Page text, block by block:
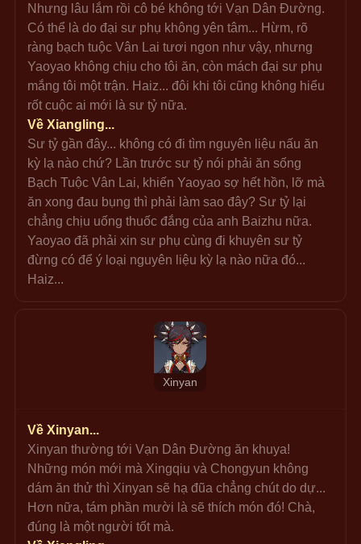
Nhưng lâu lắm rồi cô bé không tới Vạn Dân Đường.
Có thể là do đại sư phụ không yên tâm... Hừm, rõ
ràng bạch tuộc Vân Lai tươi ngon như vậy, nhưng
Yaoyao không chịu cho tôi ăn, còn mách đại sư phụ
mắng tôi một trận. Haiz... đôi khi tôi cũng không hiểu
rốt cuộc ai mới là sư tỷ nữa.
Về Xiangling...
Sư tỷ gần đây... không có đi tìm nguyên liệu nấu ăn
kỳ lạ nào chứ? Lần trước sư tỷ nói phải ăn sống
Bạch Tuộc Vân Lai, khiến Yaoyao sợ hết hồn, lỡ mà
ăn xong đau bụng thì phải làm sao đây? Sư tỷ lại
chẳng chịu uống thuốc đắng của anh Baizhu nữa.
Yaoyao đã phải xin sư phụ cùng đi khuyên sư tỷ
đừng có để ý loại nguyên liệu kỳ lạ nào nữa đó...
Haiz...
Xinyan
Về Xinyan...
Xinyan thường tới Vạn Dân Đường ăn khuya!
Những món mới mà Xingqiu và Chongyun không
dám ăn thử thì Xinyan sẽ hạ đũa chẳng chút do dự...
Hơn nữa, tám phần mười là sẽ thích món đó! Chà,
đúng là một người tốt mà.